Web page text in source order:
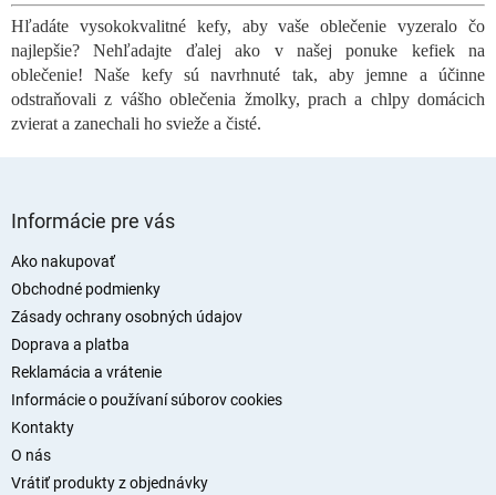
l
á
d
a
c
i
Hľadáte vysokokvalitné kefy, aby vaše oblečenie vyzeralo čo
najlepšie? Nehľadajte ďalej ako v našej ponuke kefiek na
oblečenie! Naše kefy sú navrhnuté tak, aby jemne a účinne
odstraňovali z vášho oblečenia žmolky, prach a chlpy domácich
zvierat a zanechali ho svieže a čisté.
Informácie pre vás
Ako nakupovať
Obchodné podmienky
Zásady ochrany osobných údajov
Doprava a platba
Reklamácia a vrátenie
Informácie o používaní súborov cookies
Kontakty
O nás
Vrátiť produkty z objednávky